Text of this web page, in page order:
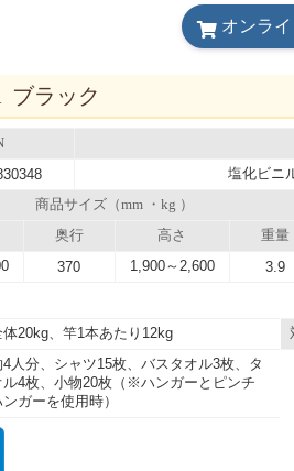
オンラ
ブラック
塩化ビニ
商品サイズ（mm ・kg ）
奥行 高さ 重量
370 1,900～2,600 3.9
体20kg、竿1本あたり12kg
4人分、シャツ15枚、バスタオル3枚、タ
ル4枚、小物20枚（※ハンガーとピンチ
ンガーを使用時）